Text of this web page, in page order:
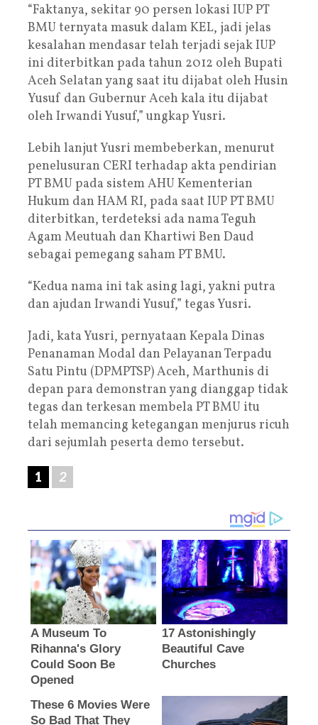
“Faktanya, sekitar 90 persen lokasi IUP PT
BMU ternyata masuk dalam KEL, jadi jelas
kesalahan mendasar telah terjadi sejak IUP
ini diterbitkan pada tahun 2012 oleh Bupati
Aceh Selatan yang saat itu dijabat oleh Husin
Yusuf dan Gubernur Aceh kala itu dijabat
oleh Irwandi Yusuf,” ungkap Yusri.
Lebih lanjut Yusri membeberkan, menurut
penelusuran CERI terhadap akta pendirian
PT BMU pada sistem AHU Kementerian
Hukum dan HAM RI, pada saat IUP PT BMU
diterbitkan, terdeteksi ada nama Teguh
Agam Meutuah dan Khartiwi Ben Daud
sebagai pemegang saham PT BMU.
“Kedua nama ini tak asing lagi, yakni putra
dan ajudan Irwandi Yusuf,” tegas Yusri.
Jadi, kata Yusri, pernyataan Kepala Dinas
Penanaman Modal dan Pelayanan Terpadu
Satu Pintu (DPMPTSP) Aceh, Marthunis di
depan para demonstran yang dianggap tidak
tegas dan terkesan membela PT BMU itu
telah memancing ketegangan menjurus ricuh
dari sejumlah peserta demo tersebut.
1 2